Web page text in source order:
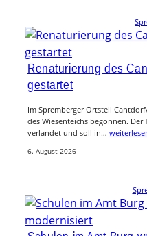
Renaturierung des
gestartet
Im Spremberger Ortsteil
des Wiesenteichs begonnen.
verlandet und soll in…
6. August 2026